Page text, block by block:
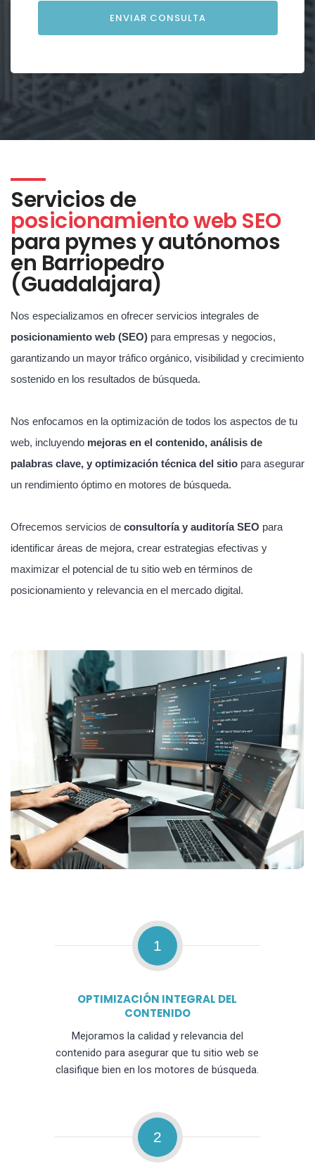
Servicios de
posicionamiento web SEO
para pymes y autónomos
en Barriopedro
(Guadalajara)
Nos especializamos en ofrecer servicios integrales de
posicionamiento web (SEO) para empresas y negocios,
garantizando un mayor tráfico orgánico, visibilidad y crecimiento
sostenido en los resultados de búsqueda.
Nos enfocamos en la optimización de todos los aspectos de tu
web, incluyendo mejoras en el contenido, análisis de
palabras clave, y optimización técnica del sitio para asegurar
un rendimiento óptimo en motores de búsqueda.
Ofrecemos servicios de consultoría y auditoría SEO para
identificar áreas de mejora, crear estrategias efectivas y
maximizar el potencial de tu sitio web en términos de
posicionamiento y relevancia en el mercado digital.
1
OPTIMIZACIÓN INTEGRAL DEL
CONTENIDO
Mejoramos la calidad y relevancia del
contenido para asegurar que tu sitio web se
clasifique bien en los motores de búsqueda.
2